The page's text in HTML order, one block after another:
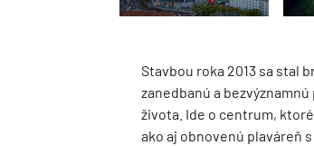
Stavbou roka 2013 sa stal
zanedbanú a
života. Ide o centrum,
ako aj obnovenú plaváreň